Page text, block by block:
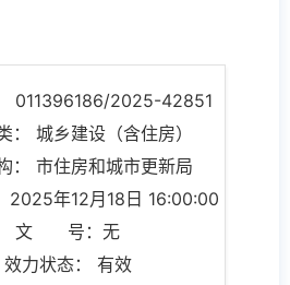
011396186/2025-42851
： 城乡建设（含住房）
： 市住房和城市更新局
2025年12月18日 16:00:00
文 号：无
效力状态： 有效